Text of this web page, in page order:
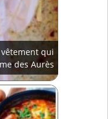
qui
des Aurès